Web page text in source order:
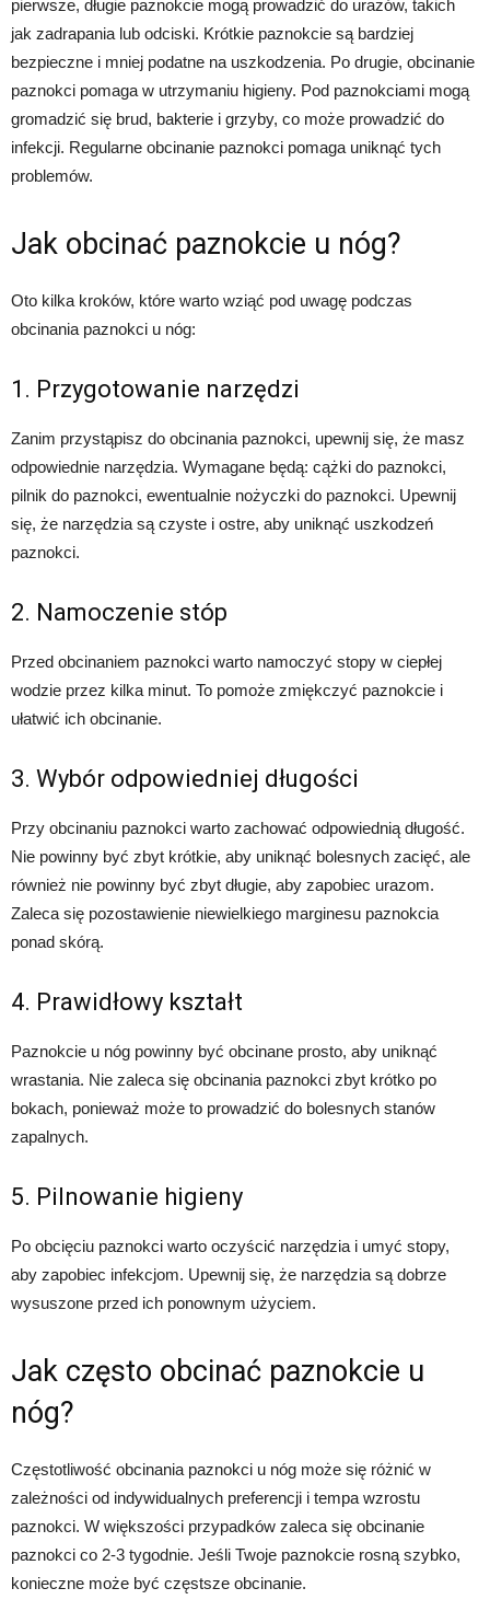
pierwsze, długie paznokcie mogą prowadzić do urazów, takich
jak zadrapania lub odciski. Krótkie paznokcie są bardziej
bezpieczne i mniej podatne na uszkodzenia. Po drugie, obcinanie
paznokci pomaga w utrzymaniu higieny. Pod paznokciami mogą
gromadzić się brud, bakterie i grzyby, co może prowadzić do
infekcji. Regularne obcinanie paznokci pomaga uniknąć tych
problemów.
Jak obcinać paznokcie u nóg?
Oto kilka kroków, które warto wziąć pod uwagę podczas
obcinania paznokci u nóg:
1. Przygotowanie narzędzi
Zanim przystąpisz do obcinania paznokci, upewnij się, że masz
odpowiednie narzędzia. Wymagane będą: cążki do paznokci,
pilnik do paznokci, ewentualnie nożyczki do paznokci. Upewnij
się, że narzędzia są czyste i ostre, aby uniknąć uszkodzeń
paznokci.
2. Namoczenie stóp
Przed obcinaniem paznokci warto namoczyć stopy w ciepłej
wodzie przez kilka minut. To pomoże zmiękczyć paznokcie i
ułatwić ich obcinanie.
3. Wybór odpowiedniej długości
Przy obcinaniu paznokci warto zachować odpowiednią długość.
Nie powinny być zbyt krótkie, aby uniknąć bolesnych zacięć, ale
również nie powinny być zbyt długie, aby zapobiec urazom.
Zaleca się pozostawienie niewielkiego marginesu paznokcia
ponad skórą.
4. Prawidłowy kształt
Paznokcie u nóg powinny być obcinane prosto, aby uniknąć
wrastania. Nie zaleca się obcinania paznokci zbyt krótko po
bokach, ponieważ może to prowadzić do bolesnych stanów
zapalnych.
5. Pilnowanie higieny
Po obcięciu paznokci warto oczyścić narzędzia i umyć stopy,
aby zapobiec infekcjom. Upewnij się, że narzędzia są dobrze
wysuszone przed ich ponownym użyciem.
Jak często obcinać paznokcie u
nóg?
Częstotliwość obcinania paznokci u nóg może się różnić w
zależności od indywidualnych preferencji i tempa wzrostu
paznokci. W większości przypadków zaleca się obcinanie
paznokci co 2-3 tygodnie. Jeśli Twoje paznokcie rosną szybko,
konieczne może być częstsze obcinanie.